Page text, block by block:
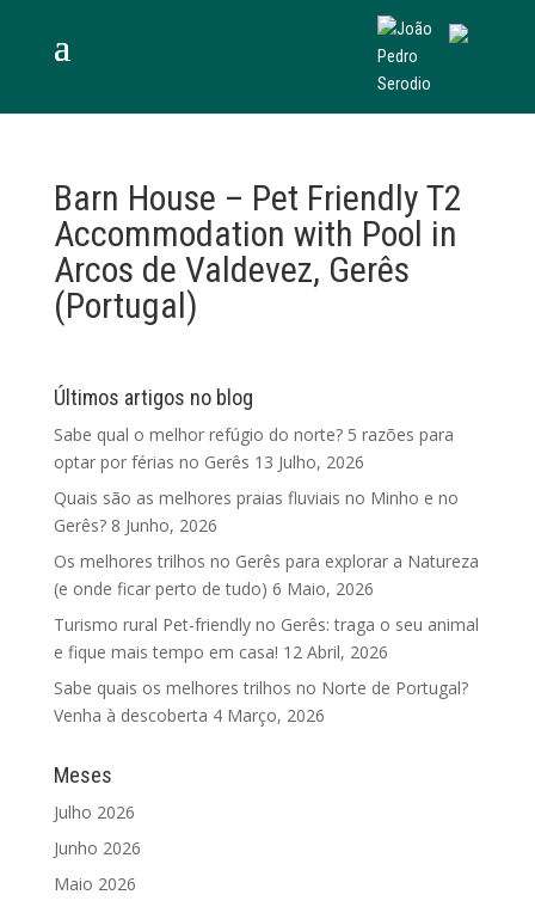
Barn House – Pet Friendly T2
Accommodation with Pool in
Arcos de Valdevez, Gerês
(Portugal)
Últimos artigos no blog
Sabe qual o melhor refúgio do norte? 5 razões para
optar por férias no Gerês 13 Julho, 2026
Quais são as melhores praias fluviais no Minho e no
Gerês? 8 Junho, 2026
Os melhores trilhos no Gerês para explorar a Natureza
(e onde ficar perto de tudo) 6 Maio, 2026
Turismo rural Pet-friendly no Gerês: traga o seu animal
e fique mais tempo em casa! 12 Abril, 2026
Sabe quais os melhores trilhos no Norte de Portugal?
Venha à descoberta 4 Março, 2026
Meses
Julho 2026
Junho 2026
Maio 2026